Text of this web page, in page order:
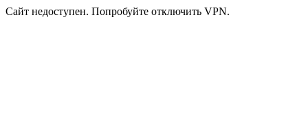
Сайт недоступен. Попробуйте отключить VPN.